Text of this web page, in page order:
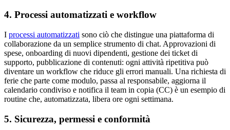
4. Processi automatizzati e workflow
I processi automatizzati sono ciò che distingue una piattaforma di
collaborazione da un semplice strumento di chat. Approvazioni di
spese, onboarding di nuovi dipendenti, gestione dei ticket di
supporto, pubblicazione di contenuti: ogni attività ripetitiva può
diventare un workflow che riduce gli errori manuali. Una richiesta di
ferie che parte come modulo, passa al responsabile, aggiorna il
calendario condiviso e notifica il team in copia (CC) è un esempio di
routine che, automatizzata, libera ore ogni settimana.
5. Sicurezza, permessi e conformità